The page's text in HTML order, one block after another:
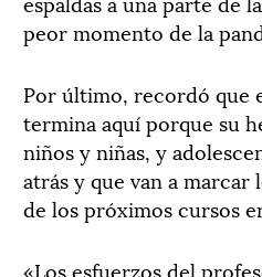
peor momento de la
Por último, recordó que
termina aquí porque su
niños y niñas, y
atrás y que van a marcar
de los próximos cursos
«Los esfuerzos del